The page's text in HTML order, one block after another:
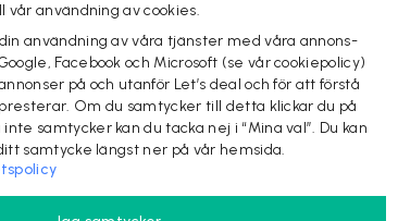
användning av cookies.
användning av våra tjänster med våra annons-
Facebook och Microsoft (se vår cookiepolicy)
på och utanför Let’s deal och för att förstå
Om du samtycker till detta klickar du på
samtycker kan du tacka nej i “Mina val”. Du kan
samtycke längst ner på vår hemsida.